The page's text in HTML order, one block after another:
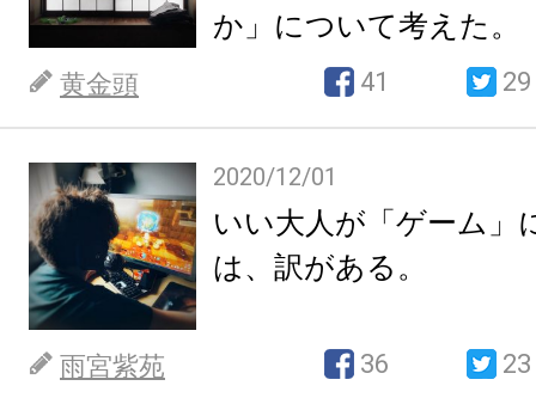
か」について考えた。
黄金頭 41 29
2020/12/01
いい大人が「ゲーム」
は、訳がある。
雨宮紫苑 36 23